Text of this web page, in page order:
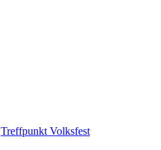
Treffpunkt Volksfest